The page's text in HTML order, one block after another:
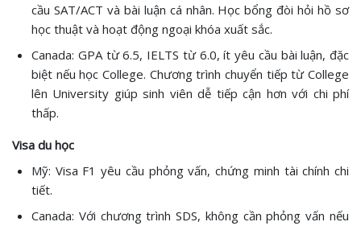
cầu SAT/ACT và bài luận cá nhân. Học bổng đòi hỏi hồ sơ
học thuật và hoạt động ngoại khóa xuất sắc.
Canada: GPA từ 6.5, IELTS từ 6.0, ít yêu cầu bài luận, đặc
biệt nếu học College. Chương trình chuyển tiếp từ College
lên University giúp sinh viên dễ tiếp cận hơn với chi phí
thấp.
Visa du học
Mỹ: Visa F1 yêu cầu phỏng vấn, chứng minh tài chính chi
tiết.
Canada: Với chương trình SDS, không cần phỏng vấn nếu